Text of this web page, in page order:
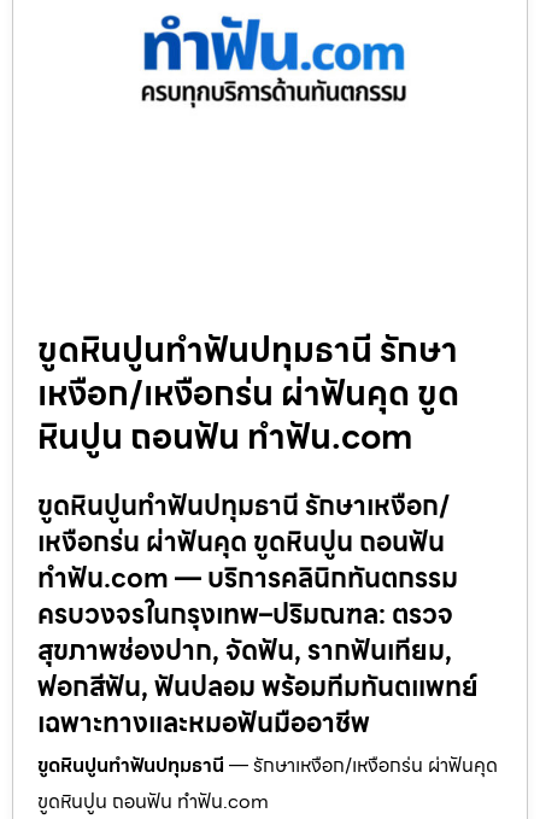
ขูดหินปูนทำฟันปทุมธานี รักษา
เหงือก/เหงือกร่น ผ่าฟันคุด ขูด
หินปูน ถอนฟัน ทำฟัน.com
ขูดหินปูนทำฟันปทุมธานี รักษาเหงือก/
เหงือกร่น ผ่าฟันคุด ขูดหินปูน ถอนฟัน
ทำฟัน.com — บริการคลินิกทันตกรรม
ครบวงจรในกรุงเทพ–ปริมณฑล: ตรวจ
สุขภาพช่องปาก, จัดฟัน, รากฟันเทียม,
ฟอกสีฟัน, ฟันปลอม พร้อมทีมทันตแพทย์
เฉพาะทางและหมอฟันมืออาชีพ
ขูดหินปูนทำฟันปทุมธานี — รักษาเหงือก/เหงือกร่น ผ่าฟันคุด
ขูดหินปูน ถอนฟัน ทำฟัน.com